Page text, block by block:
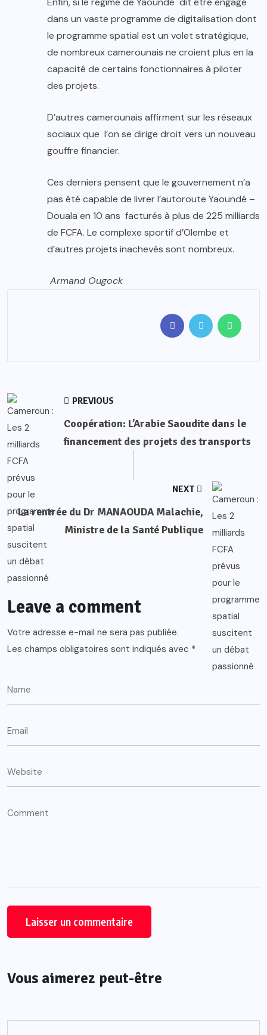
dans un vaste programme de digitalisation dont
le programme spatial est un volet stratégique,
de nombreux camerounais ne croient plus en la
capacité de certains fonctionnaires à piloter
des projets.
D’autres camerounais affirment sur les réseaux
sociaux que l’on se dirige droit vers un nouveau
gouffre financier.
Ces derniers pensent que le gouvernement n’a
pas été capable de livrer l’autoroute Yaoundé –
Douala en 10 ans facturés à plus de 225 milliards
de FCFA. Le complexe sportif d’Olembe et
d’autres projets inachevés sont nombreux.
Armand Ougock
PREVIOUS
Coopération: L’Arabie Saoudite dans le
financement des projets des transports
NEXT
La rentrée du Dr MANAOUDA Malachie,
Ministre de la Santé Publique
Leave a comment
Votre adresse e-mail ne sera pas publiée.
Les champs obligatoires sont indiqués avec *
Vous aimerez peut-être